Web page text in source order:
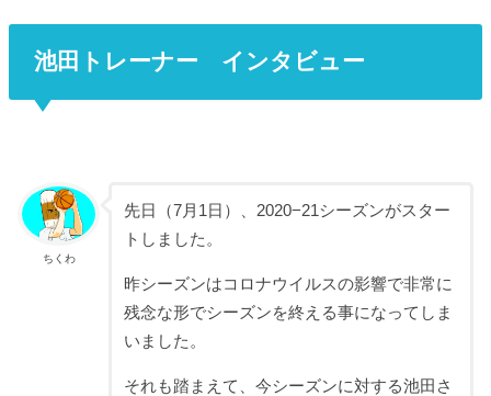
池田トレーナー インタビュー
ちくわ
先日（7月1日）、2020−21シーズンがスター
トしました。
昨シーズンはコロナウイルスの影響で非常に
残念な形でシーズンを終える事になってしま
いました。
それも踏まえて、今シーズンに対する池田さ